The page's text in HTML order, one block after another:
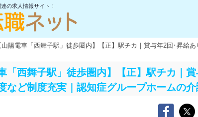
の求人情報サイト！
山陽電車「西舞子駅」徒歩圏内】【正】駅チカ｜賞与年2回･昇給
「西舞子駅」徒歩圏内】【正】駅チカ｜
など制度充実｜認知症グループホームの